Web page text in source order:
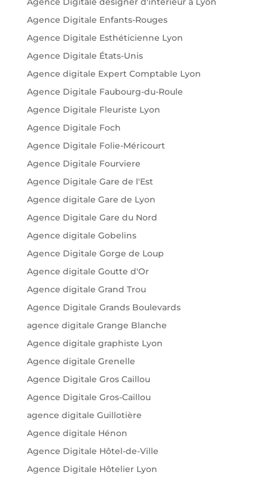
Agence Digitale Enfants-Rouges
Agence Digitale Esthéticienne Lyon
Agence Digitale États-Unis
Agence digitale Expert Comptable Lyon
Agence Digitale Faubourg-du-Roule
Agence Digitale Fleuriste Lyon
Agence Digitale Foch
Agence Digitale Folie-Méricourt
Agence Digitale Fourviere
Agence Digitale Gare de l'Est
Agence digitale Gare de Lyon
Agence Digitale Gare du Nord
Agence digitale Gobelins
Agence Digitale Gorge de Loup
Agence digitale Goutte d'Or
Agence digitale Grand Trou
Agence Digitale Grands Boulevards
agence digitale Grange Blanche
Agence digitale graphiste Lyon
Agence digitale Grenelle
Agence Digitale Gros Caillou
Agence Digitale Gros-Caillou
agence digitale Guillotière
Agence digitale Hénon
Agence Digitale Hôtel-de-Ville
Agence Digitale Hôtelier Lyon